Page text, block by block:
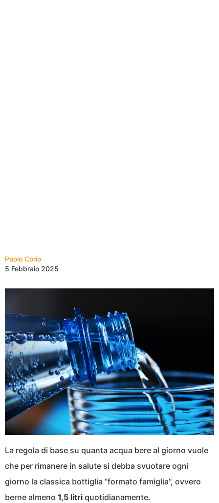
Paolo Corio
5 Febbraio 2025
La regola di base su quanta acqua bere al giorno vuole
che per rimanere in salute si debba svuotare ogni
giorno la classica bottiglia “formato famiglia”, ovvero
berne almeno 1,5 litri quotidianamente.